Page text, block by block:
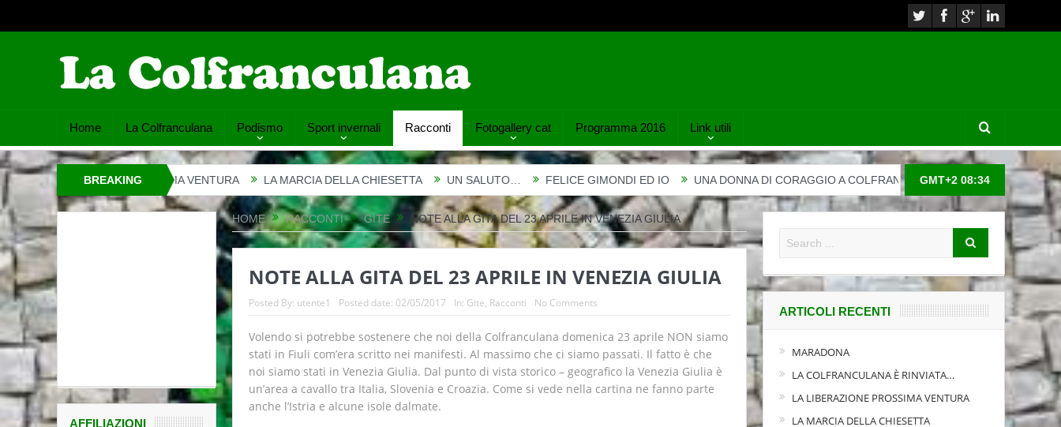
Home La Colfranculana Podismo Sport invernali Racconti Fotogallery cat Programma 2016 Link utili
BREAKING
NEWS
PROSSIMA VENTURA LA MARCIA DELLA CHIESETTA UN SALUTO… FELICE GIMONDI ED IO UNA DONNA DI CORAGGIO A COLFRANCUI 44° Edizione La Colfranculana – 27
GMT+2 08:34
HOME RACCONTI GITE NOTE ALLA GITA DEL 23 APRILE IN VENEZIA GIULIA
NOTE ALLA GITA DEL 23 APRILE IN VENEZIA GIULIA
Posted By: utente1 Posted date: 02/05/2017 In: Gite, Racconti No Comments
Volendo si potrebbe sostenere che noi della Colfranculana domenica 23 aprile NON siamo
stati in Fiuli com’era scritto nei manifesti. Al massimo che ci siamo passati. Il fatto è che
noi siamo stati in Venezia Giulia. Dal punto di vista storico – geografico la Venezia Giulia è
un’area a cavallo tra Italia, Slovenia e Croazia. Come si vede nella cartina ne fanno parte
anche l’Istria e alcune isole dalmate.
AFFILIAZIONI
ARTICOLI RECENTI
MARADONA
LA COLFRANCULANA È RINVIATA…
LA LIBERAZIONE PROSSIMA VENTURA
LA MARCIA DELLA CHIESETTA